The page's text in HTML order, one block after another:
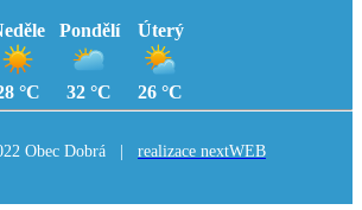
°C
Pondělí
32 °C
Úterý
26 °C
Obec Dobrá | realizace nextWEB